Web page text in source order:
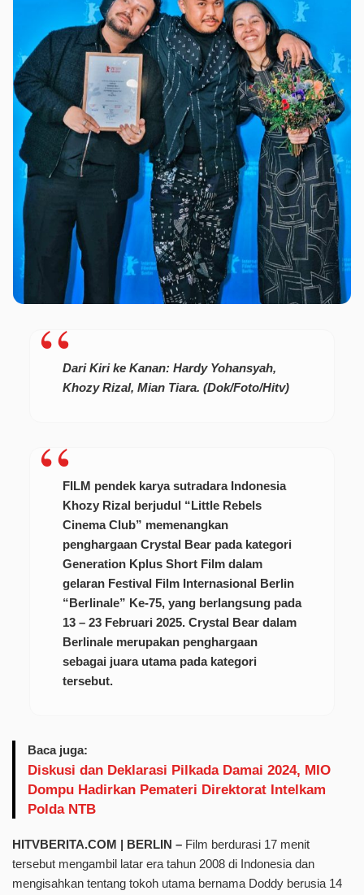
Dari Kiri ke Kanan: Hardy Yohansyah,
Khozy Rizal, Mian Tiara. (Dok/Foto/Hitv)
FILM pendek karya sutradara Indonesia
Khozy Rizal berjudul “Little Rebels
Cinema Club” memenangkan
penghargaan Crystal Bear pada kategori
Generation Kplus Short Film dalam
gelaran Festival Film Internasional Berlin
“Berlinale” Ke-75, yang berlangsung pada
13 – 23 Februari 2025. Crystal Bear dalam
Berlinale merupakan penghargaan
sebagai juara utama pada kategori
tersebut.
Baca juga:
Diskusi dan Deklarasi Pilkada Damai 2024, MIO
Dompu Hadirkan Pemateri Direktorat Intelkam
Polda NTB
HITVBERITA.COM | BERLIN – Film berdurasi 17 menit
tersebut mengambil latar era tahun 2008 di Indonesia dan
mengisahkan tentang tokoh utama bernama Doddy berusia 14